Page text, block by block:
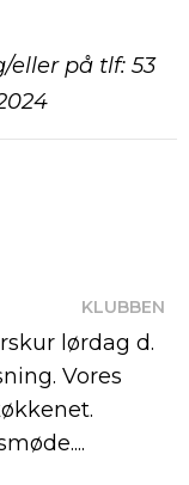
eller på tlf: 53
KLUBBEN
lørdag d.
Vores